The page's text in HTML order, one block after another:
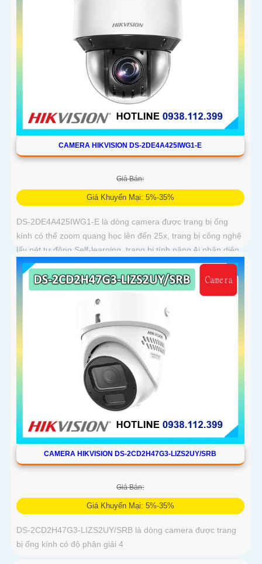
CAMERA HIKVISION DS-2DE4A425IWG1-E
Giá Bán:
Giá Khuyến Mại: 5%-35%
DS-2DE4A425IWG1-E là dòng camera được trang bị ống
kính có thể zoom quang học lên đến 25x, trang bị công nghệ
lấy nét tự động Self-learning, trang bị tính năng Ai nhận diện
chính xác tích hợp AcuSearch khi kết hợp chung với đầu ghi
hình, nhìn ban đêm bằng hồng ngoại 50m
CAMERA HIKVISION DS-2CD2H47G3-LIZS2UY/SRB
Giá Bán:
Giá Khuyến Mại: 5%-35%
DS-2CD2H47G3-LIZS2UY/SRB là dòng camera được trang
bị ống kính có độ phân giải 4